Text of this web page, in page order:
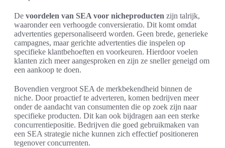
De voordelen van SEA voor nicheproducten zijn talrijk,
waaronder een verhoogde conversieratio. Dit komt omdat
advertenties gepersonaliseerd worden. Geen brede, generieke
campagnes, maar gerichte advertenties die inspelen op
specifieke klantbehoeften en voorkeuren. Hierdoor voelen
klanten zich meer aangesproken en zijn ze sneller geneigd om
een aankoop te doen.
Bovendien vergroot SEA de merkbekendheid binnen de
niche. Door proactief te adverteren, komen bedrijven meer
onder de aandacht van consumenten die op zoek zijn naar
specifieke producten. Dit kan ook bijdragen aan een sterke
concurrentiepositie. Bedrijven die goed gebruikmaken van
een SEA strategie niche kunnen zich effectief positioneren
tegenover concurrenten.